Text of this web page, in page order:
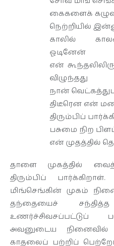
கைகளைக்
நெற்றியில்
காலில்
ஓடினேன்
என்
விழுந்தது
நான்
திடீரென என்
திரும்பிப்
பசுமை நிற
என் முதத்தில்
தாளை முகத்தில்
திரும்பிப்
மிங்செங்கின் முகம்
தந்தையைச்
உணர்ச்சிவசப்பட்டுப்
அவனுடைய நினைவில்
காதலைப் பற்றிப்